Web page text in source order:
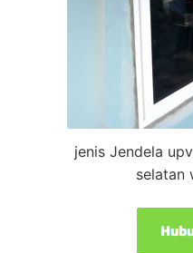
jenis Jendela
selatan